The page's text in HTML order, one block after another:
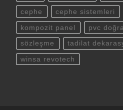
cephe cephe sistemleri
kompozit panel pvc
sözleşme tadilat
winsa revotech